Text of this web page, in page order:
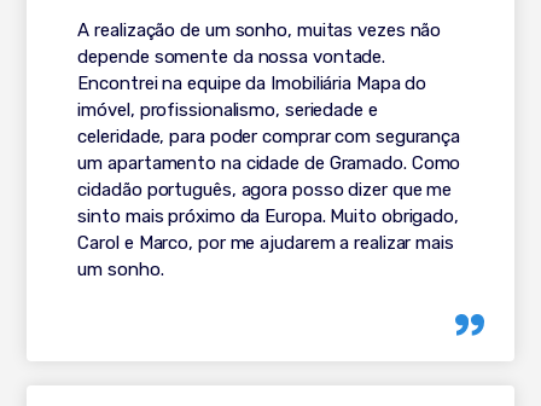
A realização de um sonho, muitas vezes não
depende somente da nossa vontade.
Encontrei na equipe da Imobiliária Mapa do
imóvel, profissionalismo, seriedade e
celeridade, para poder comprar com segurança
um apartamento na cidade de Gramado. Como
cidadão português, agora posso dizer que me
sinto mais próximo da Europa. Muito obrigado,
Carol e Marco, por me ajudarem a realizar mais
um sonho.